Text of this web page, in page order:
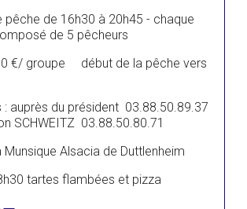
pêche de 16h30 à 20h45 - chaque
de 5 pêcheurs
€/ groupe début de la pêche vers
: auprès du président 03.88.50.89.37
SCHWEITZ 03.88.50.80.71
Munsique Alsacia de Duttlenheim
tartes flambées et pizza